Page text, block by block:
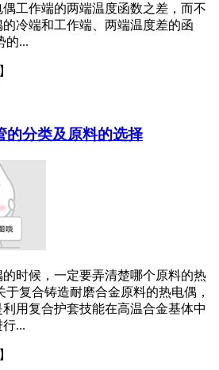
工作端的两端温度函数之差，而不
冷端和工作端、两端温度差的函
的...
】
的分类及原料的选择
时候，一定要弄清楚哪个原料的热
于复合铸造耐磨合金原料的热电偶，
用复合护套技能在高温合金基体中
...
】